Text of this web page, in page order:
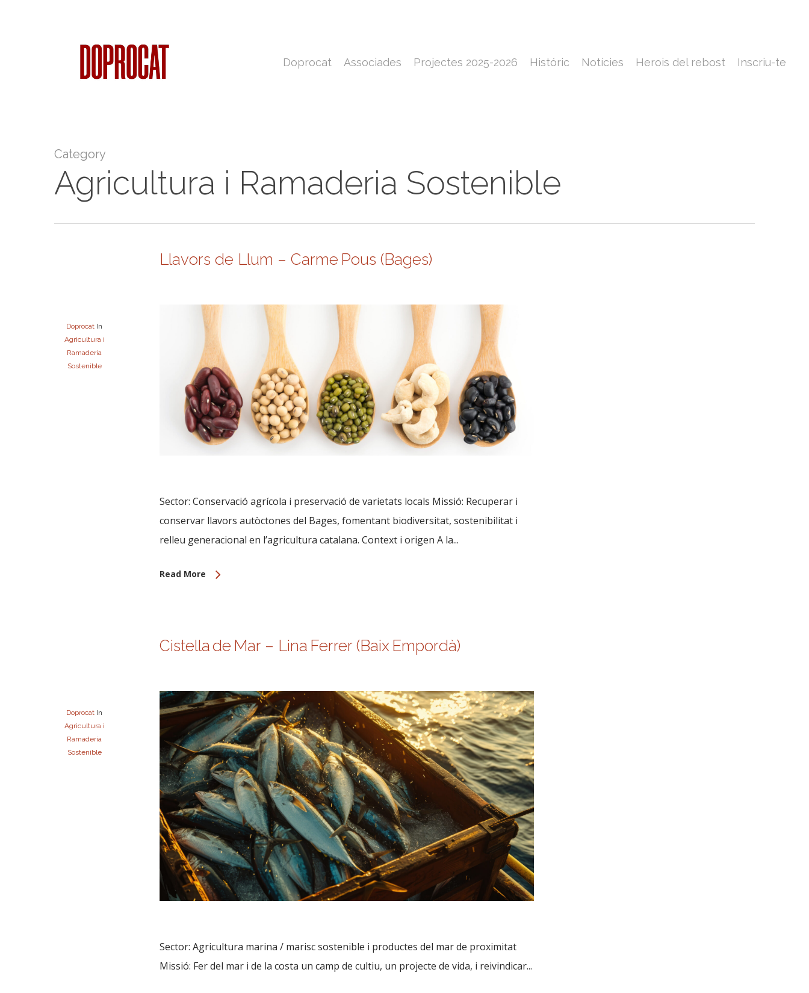
Doprocat Associades Projectes 2025-2026 Históric Notícies Herois del rebost Inscriu-te
Category
Agricultura i Ramaderia Sostenible
Doprocat In
Agricultura i
Ramaderia
Sostenible
Llavors de Llum – Carme Pous (Bages)
Sector: Conservació agrícola i preservació de varietats locals Missió: Recuperar i
conservar llavors autòctones del Bages, fomentant biodiversitat, sostenibilitat i
relleu generacional en l’agricultura catalana. Context i origen A la...
Read More
Doprocat In
Agricultura i
Ramaderia
Sostenible
Cistella de Mar – Lina Ferrer (Baix Empordà)
Sector: Agricultura marina / marisc sostenible i productes del mar de proximitat
Missió: Fer del mar i de la costa un camp de cultiu, un projecte de vida, i reivindicar...